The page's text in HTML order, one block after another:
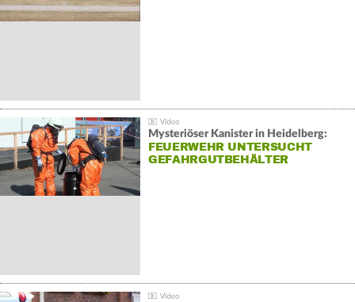
Mysteriöser Kanister in Heidelberg:
FEUERWEHR UNTERSUCHT
GEFAHRGUTBEHÄLTER